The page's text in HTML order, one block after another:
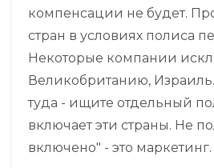
компенсации не будет.
стран в условиях полиса
Некоторые компании
Великобританию,
туда - ищите отдельный
включает эти страны. Не
включено" - это маркетинг.